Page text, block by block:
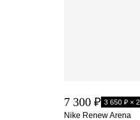
7 300 ₽ 3 650 ₽ × 2
Nike Renew Arena